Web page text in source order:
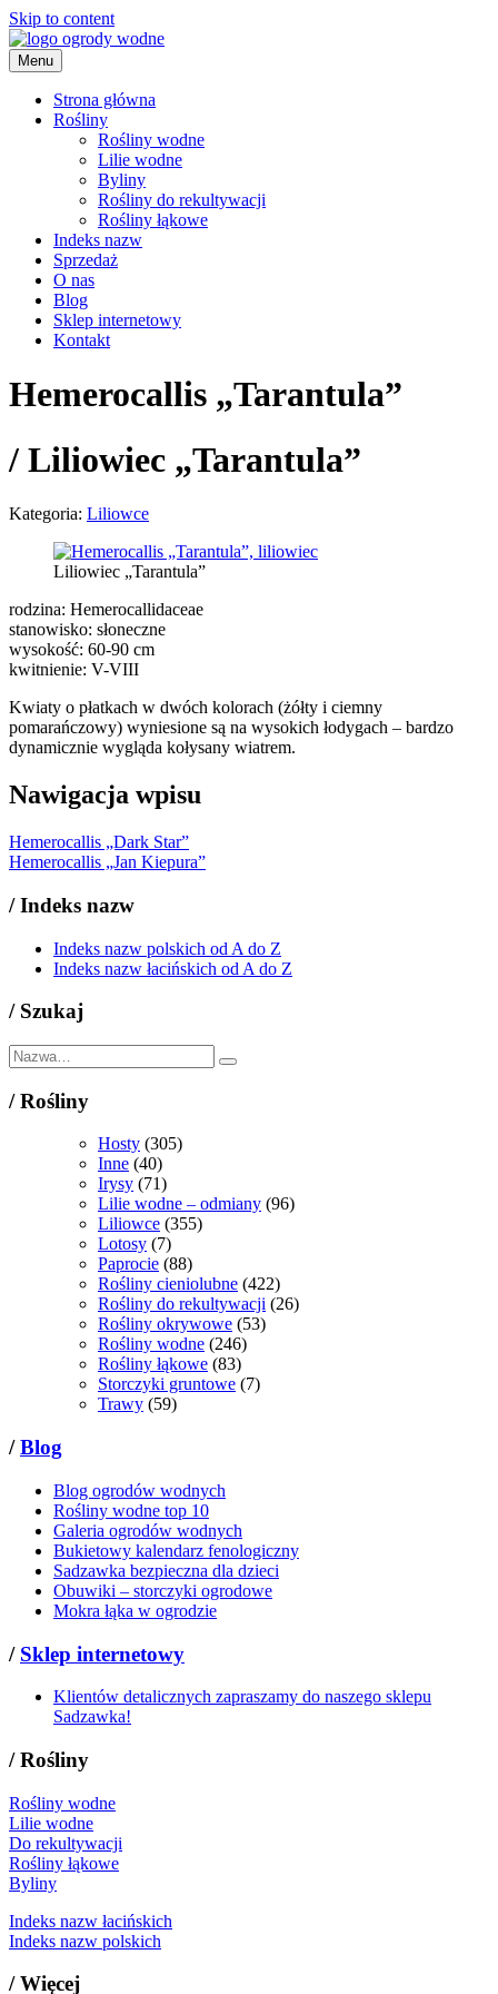
Skip to content
ogrody wodne
Menu
Strona główna
Rośliny
Rośliny wodne
Lilie wodne
Byliny
Rośliny do rekultywacji
Rośliny łąkowe
Indeks nazw
Sprzedaż
O nas
Blog
Sklep internetowy
Kontakt
Hemerocallis „Tarantula”
/ Liliowiec „Tarantula”
Kategoria: Liliowce
Liliowiec „Tarantula”
rodzina: Hemerocallidaceae
stanowisko: słoneczne
wysokość: 60-90 cm
kwitnienie: V-VIII
Kwiaty o płatkach w dwóch kolorach (żółty i ciemny
pomarańczowy) wyniesione są na wysokich łodygach – bardzo
dynamicznie wygląda kołysany wiatrem.
Nawigacja wpisu
Hemerocallis „Dark Star”
Hemerocallis „Jan Kiepura”
/Indeks nazw
Indeks nazw polskich od A do Z
Indeks nazw łacińskich od A do Z
/ Szukaj
/Rośliny
Hosty (305)
Inne (40)
Irysy (71)
Lilie wodne – odmiany (96)
Liliowce (355)
Lotosy (7)
Paprocie (88)
Rośliny cieniolubne (422)
Rośliny do rekultywacji (26)
Rośliny okrywowe (53)
Rośliny wodne (246)
Rośliny łąkowe (83)
Storczyki gruntowe (7)
Trawy (59)
/Blog
Blog ogrodów wodnych
Rośliny wodne top 10
Galeria ogrodów wodnych
Bukietowy kalendarz fenologiczny
Sadzawka bezpieczna dla dzieci
Obuwiki – storczyki ogrodowe
Mokra łąka w ogrodzie
/ Sklep internetowy
Klientów detalicznych zapraszamy do naszego sklepu
Sadzawka!
/Rośliny
Rośliny wodne
Lilie wodne
Do rekultywacji
Rośliny łąkowe
Byliny
Indeks nazw łacińskich
Indeks nazw polskich
/Więcej